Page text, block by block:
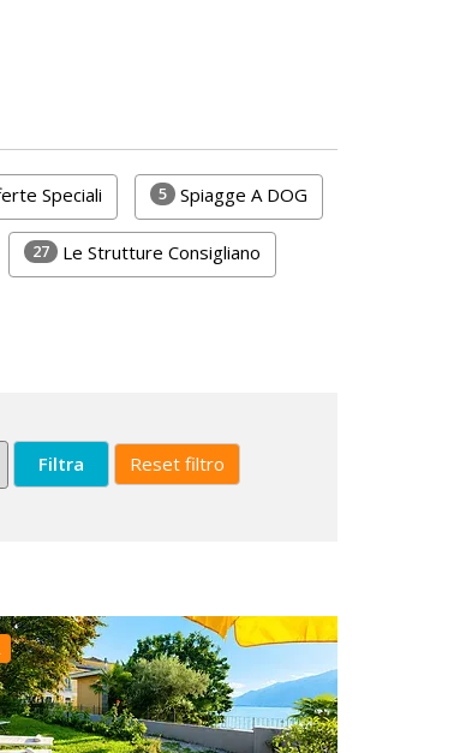
Speciali 5 Spiagge A DOG
27 Le Strutture Consigliano
Filtra Reset filtro